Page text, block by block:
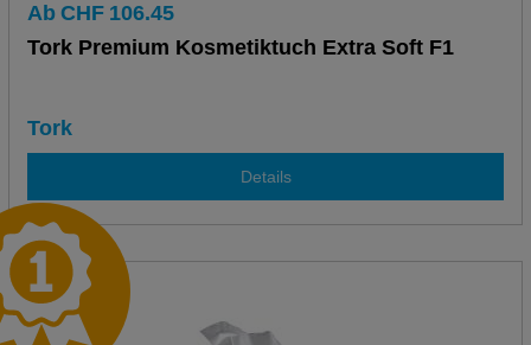
Ab CHF 106.45
Tork Premium Kosmetiktuch Extra Soft F1
Tork
Details